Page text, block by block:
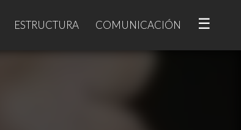
ESTRUCTURA COMUNICACIÓN ☰